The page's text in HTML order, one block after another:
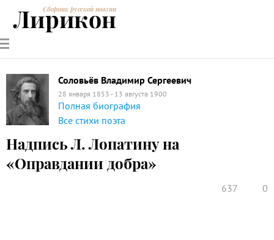
РУССКИЕ
ПОЭТЫ
СОВРЕМЕННИКИЭНЦИКЛОПЕДИЯ
ПОЭЗИИ
Сборник русской поэзии
Лирикон
Соловьёв Владимир Сергеевич
28 января 1853 - 13 августа 1900
Полная биография
Все стихи поэта
Надпись Л. Лопатину на
«Оправдании добра»
637 0